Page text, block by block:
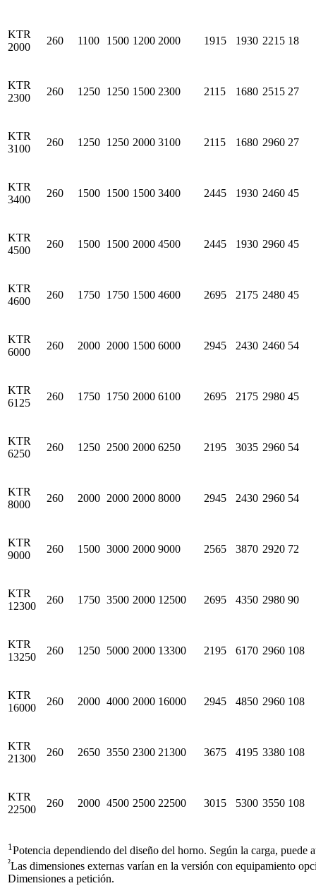
KTR
2000
260 1100 1500 1200 2000 1915 1930 2215 18
KTR
2300
260 1250 1250 1500 2300 2115 1680 2515 27
KTR
3100
260 1250 1250 2000 3100 2115 1680 2960 27
KTR
3400
260 1500 1500 1500 3400 2445 1930 2460 45
KTR
4500
260 1500 1500 2000 4500 2445 1930 2960 45
KTR
4600
260 1750 1750 1500 4600 2695 2175 2480 45
KTR
6000
260 2000 2000 1500 6000 2945 2430 2460 54
KTR
6125
260 1750 1750 2000 6100 2695 2175 2980 45
KTR
6250
260 1250 2500 2000 6250 2195 3035 2960 54
KTR
8000
260 2000 2000 2000 8000 2945 2430 2960 54
KTR
9000
260 1500 3000 2000 9000 2565 3870 2920 72
KTR
12300
260 1750 3500 2000 12500 2695 4350 2980 90
KTR
13250
260 1250 5000 2000 13300 2195 6170 2960 108
KTR
16000
260 2000 4000 2000 16000 2945 4850 2960 108
KTR
21300
260 2650 3550 2300 21300 3675 4195 3380 108
KTR
22500
260 2000 4500 2500 22500 3015 5300 3550 108
1 Potencia dependiendo del diseño del horno. Según la carga, puede
²Las dimensiones externas varían en la versión con equipamiento
Dimensiones a petición.